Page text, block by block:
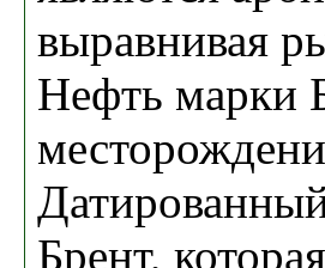
выравнивая
Нефть марки
Брент,